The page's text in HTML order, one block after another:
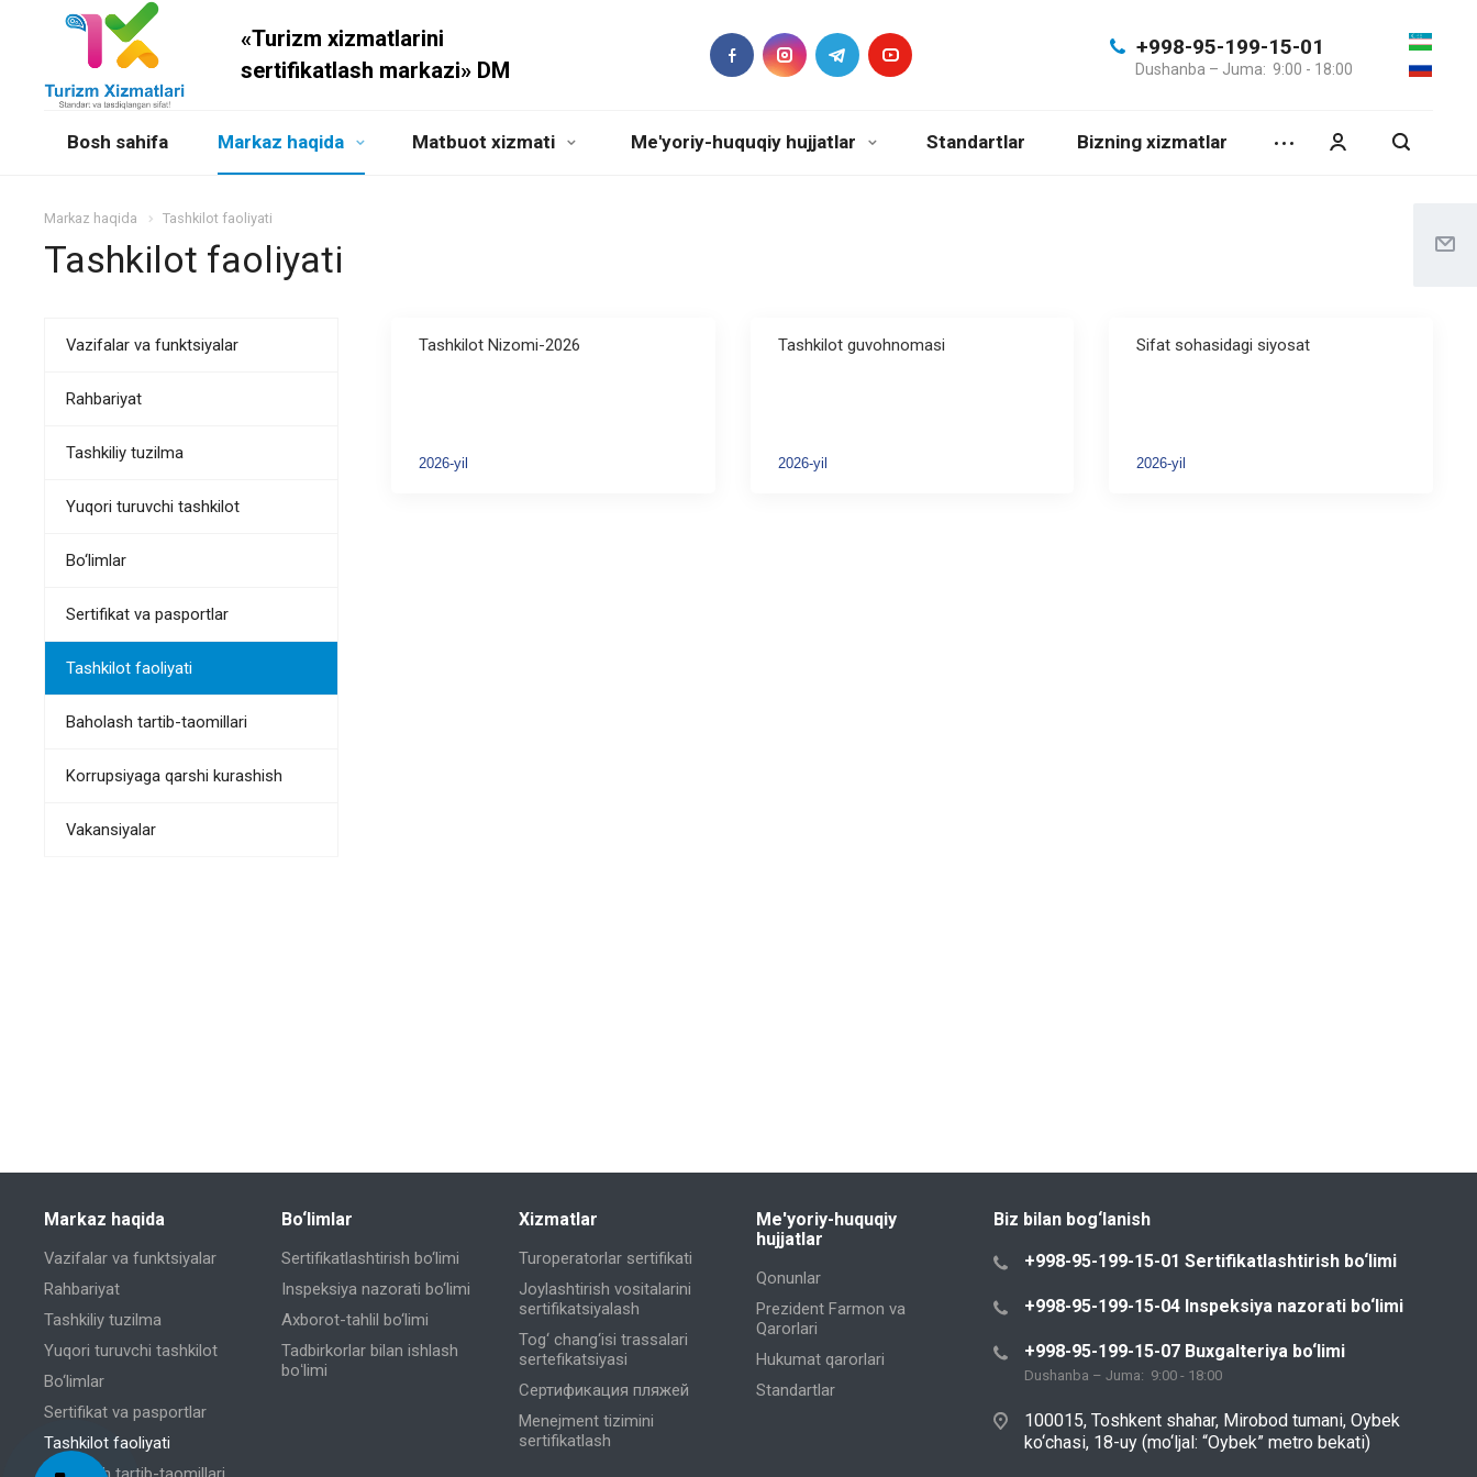
«Turizm xizmatlarini
sertifikatlash markazi» DM
+998-95-199-15-01
Dushanba – Juma: 9:00 - 18:00
Bosh sahifa Markaz haqida Matbuot xizmati Me'yoriy-huquqiy hujjatlar Standartlar Bizning xizmatlar
Markaz haqida Tashkilot faoliyati
Tashkilot faoliyati
Tashkilot Nizomi-2026
2026-yil
Tashkilot guvohnomasi
2026-yil
Sifat sohasidagi siyosat
2026-yil
Vazifalar va funktsiyalar
Rahbariyat
Tashkiliy tuzilma
Yuqori turuvchi tashkilot
Bo‘limlar
Sertifikat va pasportlar
Tashkilot faoliyati
Baholash tartib-taomillari
Korrupsiyaga qarshi kurashish
Vakansiyalar
Markaz haqida
Vazifalar va funktsiyalar
Rahbariyat
Tashkiliy tuzilma
Yuqori turuvchi tashkilot
Bo‘limlar
Sertifikat va pasportlar
Tashkilot faoliyati
Bo‘limlar
Sertifikatlashtirish bo‘limi
Inspeksiya nazorati bo‘limi
Axborot-tahlil bo‘limi
Tadbirkorlar bilan ishlash
boʻlimi
Xizmatlar
Turoperatorlar sertifikati
Joylashtirish vositalarini
sertifikatsiyalash
Tog‘ chang‘isi trassalari
sertefikatsiyasi
Сертификация пляжей
Menejment tizimini
sertifikatlash
Me'yoriy-huquqiy
hujjatlar
Qonunlar
Prezident Farmon va
Qarorlari
Hukumat qarorlari
Standartlar
Biz bilan bog‘lanish
+998-95-199-15-01 Sertifikatlashtirish bo‘limi
+998-95-199-15-04 Inspeksiya nazorati bo‘limi
+998-95-199-15-07 Buxgalteriya bo‘limi
Dushanba – Juma: 9:00 - 18:00
100015, Toshkent shahar, Mirobod tumani, Oybek
ko‘chasi, 18-uy (mo‘ljal: “Oybek” metro bekati)